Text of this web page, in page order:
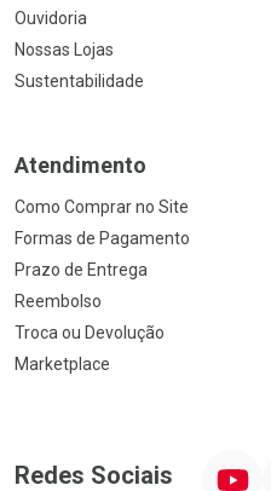
Ouvidoria
Nossas Lojas
Sustentabilidade
Atendimento
Como Comprar no Site
Formas de Pagamento
Prazo de Entrega
Reembolso
Troca ou Devolução
Marketplace
Redes Sociais